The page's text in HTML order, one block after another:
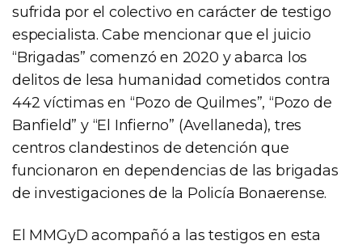
sufrida por el colectivo en carácter de testigo
especialista. Cabe mencionar que el juicio
“Brigadas” comenzó en 2020 y abarca los
delitos de lesa humanidad cometidos contra
442 víctimas en “Pozo de Quilmes”, “Pozo de
Banfield” y “El Infierno” (Avellaneda), tres
centros clandestinos de detención que
funcionaron en dependencias de las brigadas
de investigaciones de la Policía Bonaerense.
El MMGyD acompañó a las testigos en esta